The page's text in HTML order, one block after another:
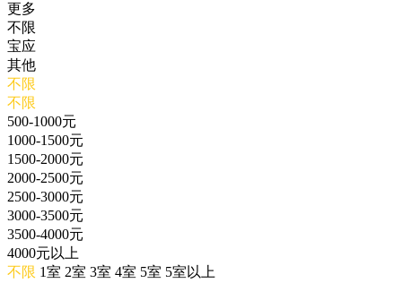
更多
不限
宝应
其他
不限
不限
500-1000元
1000-1500元
1500-2000元
2000-2500元
2500-3000元
3000-3500元
3500-4000元
4000元以上
不限 1室 2室 3室 4室 5室 5室以上